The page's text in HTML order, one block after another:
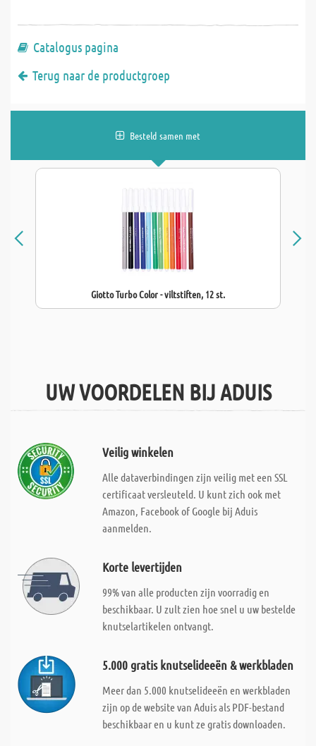
Catalogus pagina
Terug naar de productgroep
Besteld samen met
Giotto Turbo Color - viltstiften, 12 st.
UW VOORDELEN BIJ ADUIS
Veilig winkelen
Alle dataverbindingen zijn veilig met een SSL
certificaat versleuteld. U kunt zich ook met
Amazon, Facebook of Google bij Aduis
aanmelden.
Korte levertijden
99% van alle producten zijn voorradig en
beschikbaar. U zult zien hoe snel u uw bestelde
knutselartikelen ontvangt.
5.000 gratis knutselideeën & werkbladen
Meer dan 5.000 knutselideeën en werkbladen
zijn op de website van Aduis als PDF-bestand
beschikbaar en u kunt ze gratis downloaden.